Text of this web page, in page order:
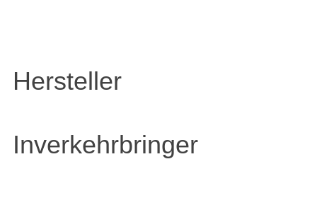
Hersteller
Inverkehrbringer